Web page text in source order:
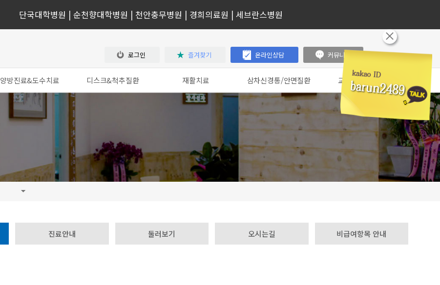
단국대학병원 | 순천향대학병원 | 천안충무병원 | 경희의료원 | 세브란스병원
로그인
즐겨찾기 온라인상담 커뮤니티
양방진료&도수치료 디스크&척추질환 재활치료 삼차신경통/안면질환 교통사고클리닉
입원시설
집중치료시스템
허리디스크
척추관 협착증
좌골신경통
수술 후 재활치료
테니스·골프 엘보
염좌(손목, 허리, 발목)
무릎 인대 손상
아킬레스건염
삼차신경통
안면마비
교통사고 입원치료
교통사고 통원치료
진료안내 둘러보기 오시는길 비급여항목 안내